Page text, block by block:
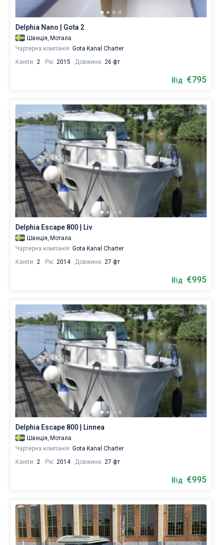
човнів
від
625
для
вітрильного
Delphia Nano | Gota 2
Швеція, Мотала
Чартерна компанія: Gota Kanal Charter
Каюти: 2 Рік: 2015 Довжина: 26 фт
Від €795
Delphia Escape 800 | Liv
Швеція, Мотала
Чартерна компанія: Gota Kanal Charter
Каюти: 2 Рік: 2014 Довжина: 27 фт
Від €995
Delphia Escape 800 | Linnea
Швеція, Мотала
Чартерна компанія: Gota Kanal Charter
Каюти: 2 Рік: 2014 Довжина: 27 фт
Від €995
Зі шкіпером
Показати результати(8)